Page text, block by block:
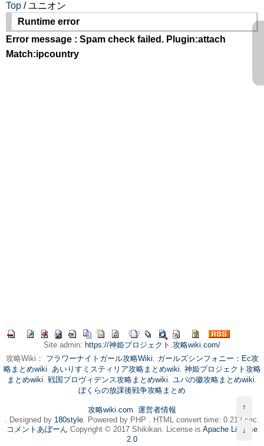
Top / ユニオン
Runtime error
Error message : Spam check failed. Plugin:attach
Match:ipcountry
Site admin: https://神姫プロジェクト.攻略wiki.com/
攻略Wiki： フラワーナイトガール攻略Wiki. ガールズシンフォニー：Ec攻
略まとめwiki. あいりすミスティリア攻略まとめwiki. 神姫プロジェクト攻略
まとめwiki. 戦国プロヴィデンス攻略まとめwiki. ユバの徽攻略まとめwiki.
ぼくらの放課後戦争攻略まとめ
攻略wiki.com. 運営者情報
. Designed by 180style. Powered by PHP . HTML convert time: 0.212 sec.
コメントあぼーん Copyright © 2017 Shikikan. License is Apache License
2.0
↑
↓